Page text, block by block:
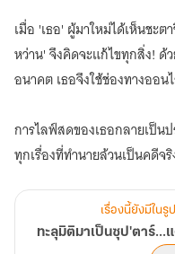
เล่ม
14
เมื่อ 'เธอ' ผู้มาใหม่ได้เห็นชะต
หว่าน' จึงคิดจะแก้ไขทุกสิ่ง! ด้
อนาคต เธอจึงใช้ช่องทางออ
การไลฟ์สดของเธอกลายเป็น
ทุกเรื่องที่ทำนายล้วนเป็นคดีจ
560)
เรื่องนี้ยังมีใน